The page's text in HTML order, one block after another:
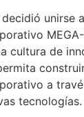
unirse
cultura de
a
tecnologías.